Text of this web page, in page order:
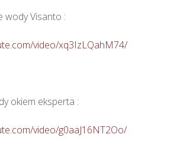
wody Visanto :
video/xq3IzLQahM74/
okiem eksperta :
video/g0aaJ16NT2Oo/